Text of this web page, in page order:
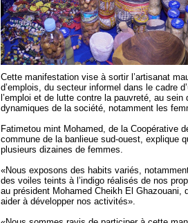
Cette manifestation vise à sortir l’artisanat
d’emplois, du secteur informel dans le cadre
l’emploi et de lutte contre la pauvreté, au
dynamiques de la société, notamment les
Fatimetou mint Mohamed, de la Coopérative
commune de la banlieue sud-ouest, explique
plusieurs dizaines de femmes.
«Nous exposons des habits variés,
des voiles teints à l’indigo réalisés de nos
au président Mohamed Cheikh El Ghazouani,
aider à développer nos activités».